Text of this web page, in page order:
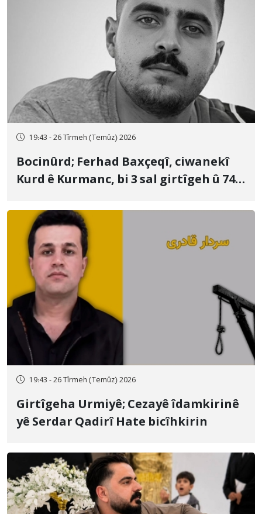
19:43 - 26 Tîrmeh (Temûz) 2026
Bocinûrd; Ferhad Baxçeqî, ciwanekî
Kurd ê Kurmanc, bi 3 sal girtîgeh û 74
19:43 - 26 Tîrmeh (Temûz) 2026
Girtîgeha Urmiyê; Cezayê îdamkirinê
yê Serdar Qadirî Hate bicîhkirin